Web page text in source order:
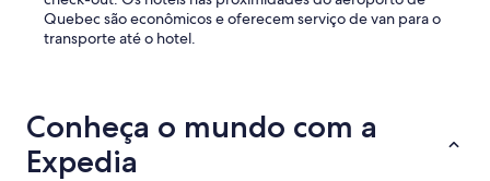
Quebec são econômicos e oferecem serviço de van para o
transporte até o hotel.
Conheça o mundo com a
Expedia